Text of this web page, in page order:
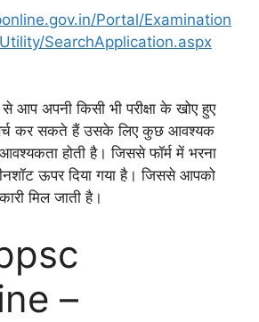
Portal/Examination
SearchApplication.aspx
आप अपनी किसी भी परीक्षा के खोए हुए
कर सकते हैं उसके लिए कुछ आवश्यक
होती है। जिससे फॉर्म में भरना
ऊपर दिया गया है। जिससे आपको
मिल जाती है।
–